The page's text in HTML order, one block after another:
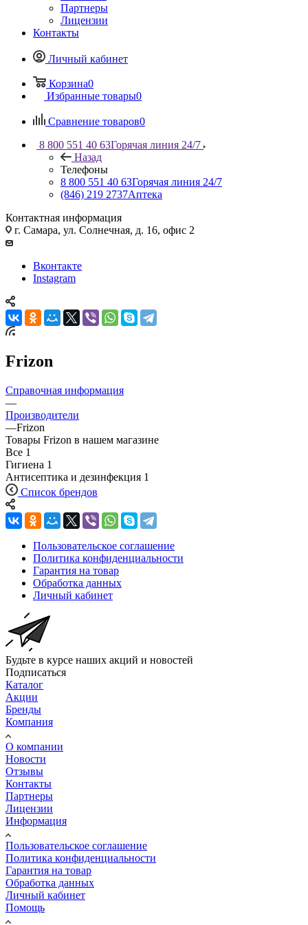
Партнеры
Лицензии
Контакты
Личный кабинет
Корзина0
Избранные товары0
Сравнение товаров0
8 800 551 40 63Горячая линия 24/7
Назад
Телефоны
8 800 551 40 63Горячая линия 24/7
(846) 219 2737Аптека
Контактная информация
г. Самара, ул. Солнечная, д. 16, офис 2
Вконтакте
Instagram
Frizon
Справочная информация
—
Производители
—Frizon
Товары Frizon в нашем магазине
Все 1
Гигиена 1
Антисептика и дезинфекция 1
Список брендов
Пользовательское соглашение
Политика конфиденциальности
Гарантия на товар
Обработка данных
Личный кабинет
Будьте в курсе наших акций и новостей
Подписаться
Каталог
Акции
Бренды
Компания
О компании
Новости
Отзывы
Контакты
Партнеры
Лицензии
Информация
Пользовательское соглашение
Политика конфиденциальности
Гарантия на товар
Обработка данных
Личный кабинет
Помощь